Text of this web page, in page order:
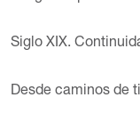
Siglo XIX.
Desde caminos de